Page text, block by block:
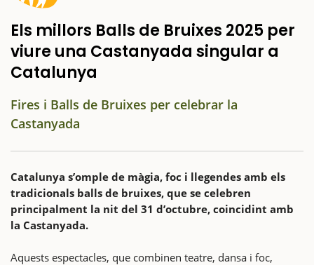
Els millors Balls de Bruixes 2025 per
viure una Castanyada singular a
Catalunya
Fires i Balls de Bruixes per celebrar la
Castanyada
Catalunya s’omple de màgia, foc i llegendes amb els
tradicionals balls de bruixes, que se celebren
principalment la nit del 31 d’octubre, coincidint amb
la Castanyada.
Aquests espectacles, que combinen teatre, dansa i foc,